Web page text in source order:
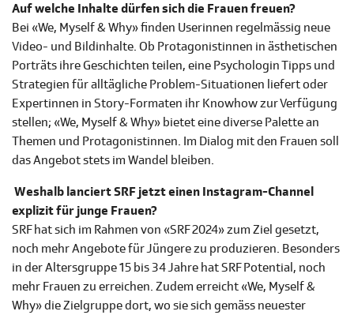
Auf welche Inhalte dürfen sich die Frauen freuen?
Bei «We, Myself & Why» finden Userinnen regelmässig neue
Video- und Bildinhalte. Ob Protagonistinnen in ästhetischen
Porträts ihre Geschichten teilen, eine Psychologin Tipps und
Strategien für alltägliche Problem-Situationen liefert oder
Expertinnen in Story-Formaten ihr Knowhow zur Verfügung
stellen; «We, Myself & Why» bietet eine diverse Palette an
Themen und Protagonistinnen. Im Dialog mit den Frauen soll
das Angebot stets im Wandel bleiben.
Weshalb lanciert SRF jetzt einen Instagram-Channel
explizit für junge Frauen?
SRF hat sich im Rahmen von «SRF 2024» zum Ziel gesetzt,
noch mehr Angebote für Jüngere zu produzieren. Besonders
in der Altersgruppe 15 bis 34 Jahre hat SRF Potential, noch
mehr Frauen zu erreichen. Zudem erreicht «We, Myself &
Why» die Zielgruppe dort, wo sie sich gemäss neuester